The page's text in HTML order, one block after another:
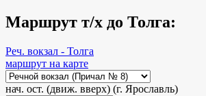
Маршрут т/х до Толга:
Реч. вокзал - Толга
маршрут на карте
нач. ост. (движ. вверх) (г. Ярославль)